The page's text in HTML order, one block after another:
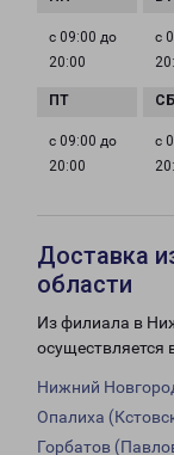
с 09:00 до
20:00
с
с 09:00 до
20:00
с
Доставка
области
Из филиала в
осуществляется
Нижний
Опалиха
Горбатов